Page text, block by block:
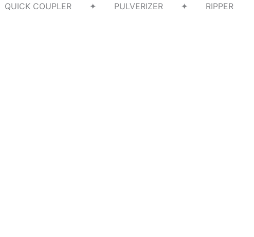
COUPLER ✦ PULVERIZER ✦ RIPPER